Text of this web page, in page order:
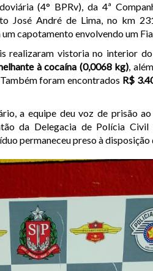
(4° BPRv), da 4ª
José André de Lima, no km
capotamento envolvendo um
realizaram vistoria no interior
à cocaína (0,0068 kg),
foram encontrados R$
a equipe deu voz de prisão
da Delegacia de Polícia Civil
permaneceu preso à disposição